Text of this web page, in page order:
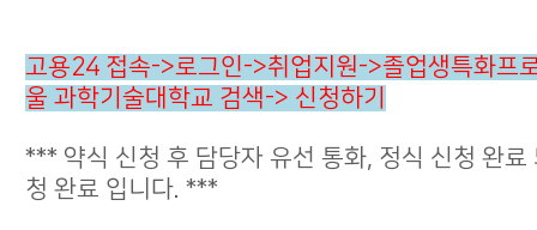
고용24 접속->로그인->취업지원->졸업생특화프
울 과학기술대학교 검색-> 신청하기
*** 약식 신청 후 담당자 유선 통화, 정식 신청 완료
청 완료 입니다. ***